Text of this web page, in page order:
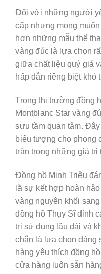
Đối với những người
cấp nhưng mong
hơn những mẫu thể
vàng đúc là lựa chọn
giữa chất liệu quý giá
hấp dẫn riêng biệt khó
Trong thị trường đồng
Montblanc Star vàng
sưu tầm quan tâm.
biểu tượng cho phong
trân trọng những giá trị
Đồng hồ Minh Triệu
là sự kết hợp hoàn
vàng nguyên khối
đồng hồ Thụy Sĩ đỉnh
trị sử dụng lâu dài và
chắn là lựa chọn đáng
hàng yêu thích đồng
cửa hàng luôn sẵn